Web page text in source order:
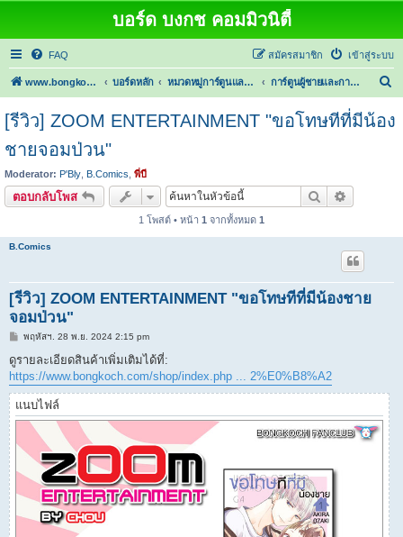
บอร์ด บงกช คอมมิวนิตี้
FAQ เข้าสู่ระบบ
สมัครสมาชิก
www.bongkoch.com บอร์ดหลัก หมวดหมู่การ์ตูนและนิยาย การ์ตูนผู้ชายและการ์ตูนผู้หญิง
ห
[รีวิว] ZOOM ENTERTAINMENT "ขอโทษทีที่มีน้อง
ชายจอมป่วน"
Moderator: P'Bly B.Comics พี่บี
ตอบกลับโพส ค้นหา
1 โพสต์ • หน้า 1 จากทั้งหมด 1
B.Comics
[รีวิว] ZOOM ENTERTAINMENT "ขอโทษทีที่มีน้องชาย
จอมป่วน"
โ
ส
พฤหัสฯ. 28 พ.ย. 2024 2:15 pm
ดูรายละเอียดสินค้าเพิ่มเติมได้ที่:
https://www.bongkoch.com/shop/index.php ... 2%E0%B8%A2
แนบไฟล์